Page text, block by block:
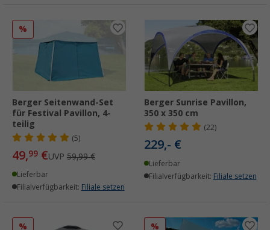
%
Berger Seitenwand-Set
für Festival Pavillon, 4-
teilig
(5)
49,99 €UVP 59,99 €
Lieferbar
Filialverfügbarkeit: Filiale setzen
Berger Sunrise Pavillon,
350 x 350 cm
(22)
229,- €
Lieferbar
Filialverfügbarkeit: Filiale setzen
% %